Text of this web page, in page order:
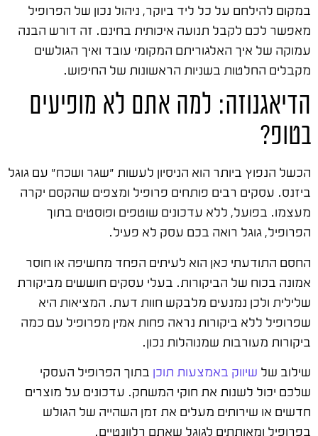
במקום להילחם על כל ליד ביוקר, ניהול נכון של הפרופיל
מאפשר לכם לקבל תנועה איכותית בחינם. זה דורש הבנה
עמוקה של איך האלגוריתם המקומי עובד ואיך הגולשים
מקבלים החלטות בשניות הראשונות של החיפוש.
הדיאגנוזה: למה אתם לא מופיעים
בטופ?
הכשל הנפוץ ביותר הוא הניסיון לעשות "שגר ושכח" עם גוגל
ביזנס. עסקים רבים פותחים פרופיל ומצפים שהקסם יקרה
מעצמו. בפועל, ללא עדכונים שוטפים ופוסטים בתוך
הפרופיל, גוגל רואה בכם עסק לא פעיל.
החסם התודעתי כאן הוא לעיתים הפחד מחשיפה או חוסר
אמונה בכוח של הביקורות. בעלי עסקים חוששים מביקורת
שלילית ולכן נמנעים מלבקש חוות דעת. המציאות היא
שפרופיל ללא ביקורות נראה פחות אמין מפרופיל עם כמה
ביקורות מעורבות שמנוהלות נכון.
שילוב של שיווק באמצעות תוכן בתוך הפרופיל העסקי
שלכם יכול לשנות את חוקי המשחק. עדכונים על מוצרים
חדשים או שירותים מעלים את זמן השהייה של הגולש
בפרופיל ומאותתים לגוגל שאתם רלוונטיים.